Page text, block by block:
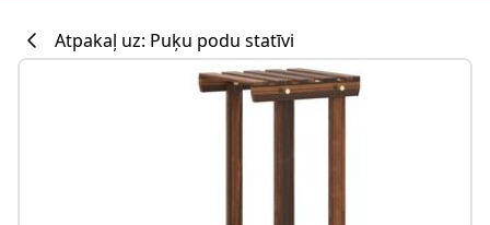
Atpakaļ uz: Puķu podu statīvi